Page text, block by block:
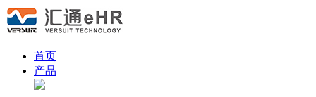
首页
产品